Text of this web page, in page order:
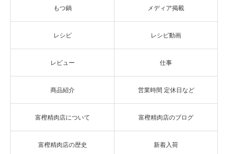
もつ鍋 メディア掲載
レシピ レシピ動画
レビュー 仕事
商品紹介 営業時間 定休日など
富樫精肉店について 富樫精肉店のブログ
富樫精肉店の歴史 新着入荷